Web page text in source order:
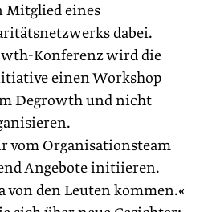
eines
dabei.
Konferenz wird die
einen Workshop
Degrowth und nicht
vom Organisationsteam
Angebote initiieren.
von den Leuten kommen.«